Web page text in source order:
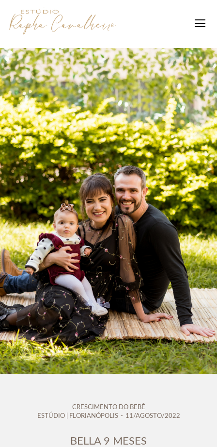
CRESCIMENTO DO BEBÊ
ESTÚDIO | FLORIANÓPOLIS
11/AGOSTO/2022
BELLA 9 MESES